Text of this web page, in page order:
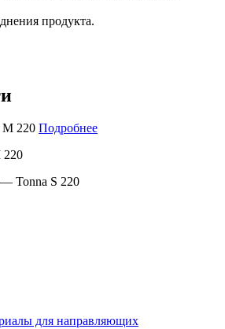
продукта.
Подробнее
220
— Tonna S 220
для направляющих